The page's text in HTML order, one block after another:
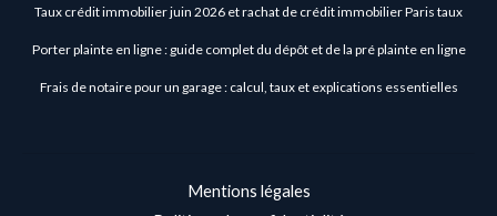
Taux crédit immobilier juin 2026 et rachat de crédit immobilier Paris taux
Porter plainte en ligne : guide complet du dépôt et de la pré plainte en ligne
Frais de notaire pour un garage : calcul, taux et explications essentielles
Mentions légales